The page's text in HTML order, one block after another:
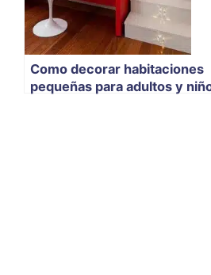
Como decorar habitaciones
pequeñas para adultos y